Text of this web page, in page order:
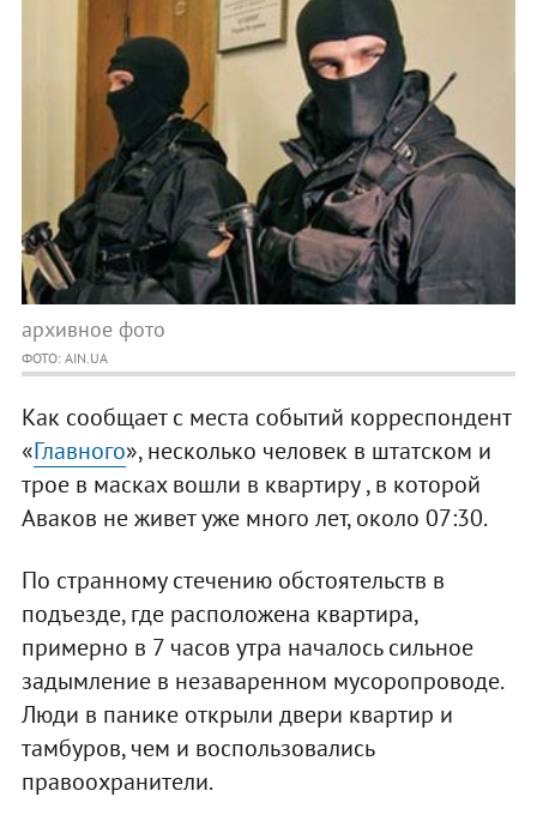
архивное фото
ФОТО: AIN.UA
Как сообщает с места событий корреспондент
«Главного», несколько человек в штатском и
трое в масках вошли в квартиру , в которой
Аваков не живет уже много лет, около 07:30.
По странному стечению обстоятельств в
подъезде, где расположена квартира,
примерно в 7 часов утра началось сильное
задымление в незаваренном мусоропроводе.
Люди в панике открыли двери квартир и
тамбуров, чем и воспользовались
правоохранители.